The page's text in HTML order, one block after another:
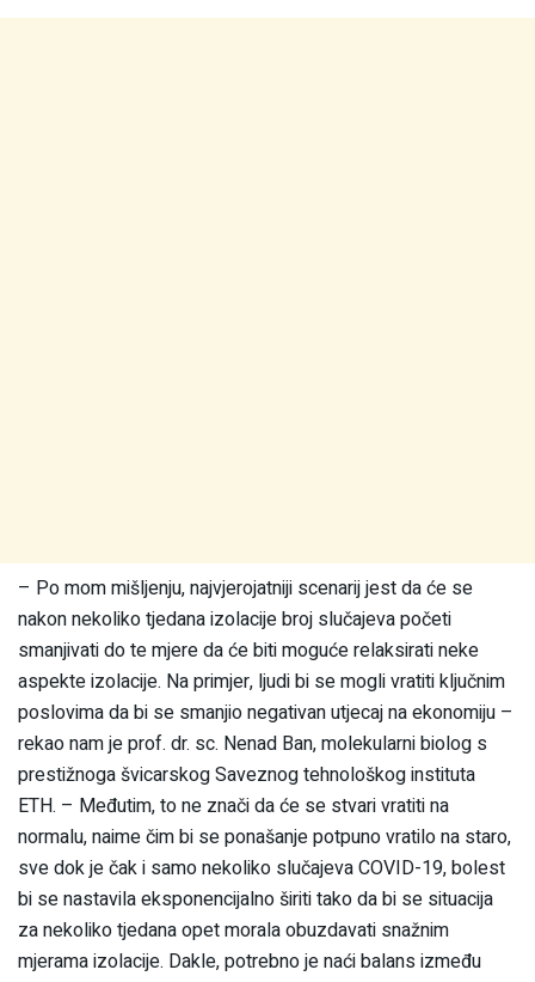
– Po mom mišljenju, najvjerojatniji scenarij jest da će se
nakon nekoliko tjedana izolacije broj slučajeva početi
smanjivati do te mjere da će biti moguće relaksirati neke
aspekte izolacije. Na primjer, ljudi bi se mogli vratiti ključnim
poslovima da bi se smanjio negativan utjecaj na ekonomiju –
rekao nam je prof. dr. sc. Nenad Ban, molekularni biolog s
prestižnoga švicarskog Saveznog tehnološkog instituta
ETH. – Međutim, to ne znači da će se stvari vratiti na
normalu, naime čim bi se ponašanje potpuno vratilo na staro,
sve dok je čak i samo nekoliko slučajeva COVID-19, bolest
bi se nastavila eksponencijalno širiti tako da bi se situacija
za nekoliko tjedana opet morala obuzdavati snažnim
mjerama izolacije. Dakle, potrebno je naći balans između